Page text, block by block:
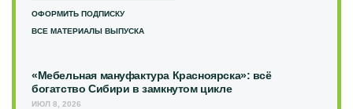
ОФОРМИТЬ ПОДПИСКУ
ВСЕ МАТЕРИАЛЫ ВЫПУСКА
«Мебельная мануфактура Красноярска»: всё
богатство Сибири в замкнутом цикле
ИЮЛ 8, 2026